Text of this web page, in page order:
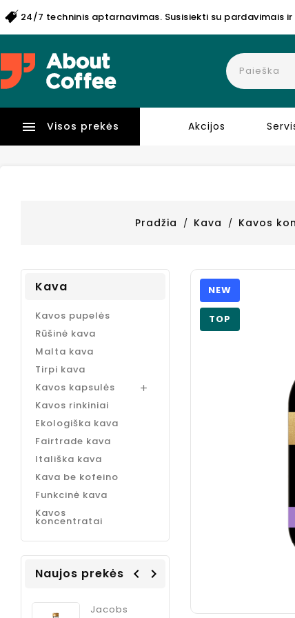
24/7 techninis aptarnavimas. Susisiekti su pardavimais ir
 Visos prekės Akcijos
Pradžia Kava Kavos
Kava
Kavos pupelės
Rūšinė kava
Malta kava
Tirpi kava
Kavos kapsulės

Kavos rinkiniai
Ekologiška kava
Fairtrade kava
Itališka kava
Kava be kofeino
Funkcinė kava
Kavos
koncentratai
Naujos prekės navigate_before navigate_next
Jacobs
NEW
TOP